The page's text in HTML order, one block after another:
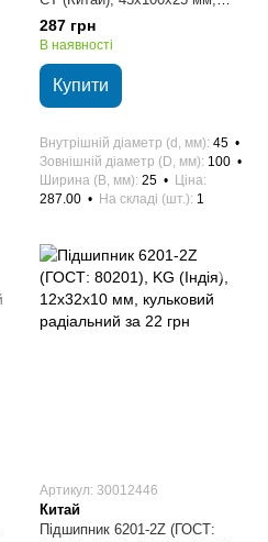
кульковий радіальний
287 грн
В наявності
Купити
Внутрішній діаметр (d, мм) 45
Зовнішній діаметр (D, мм) 100
Ширина (B, мм) 25
Ціна
287.00
На складі (шт.) 1
Артикул: 30012446
Китай
Підшипник 6201-2Z (ГОСТ: